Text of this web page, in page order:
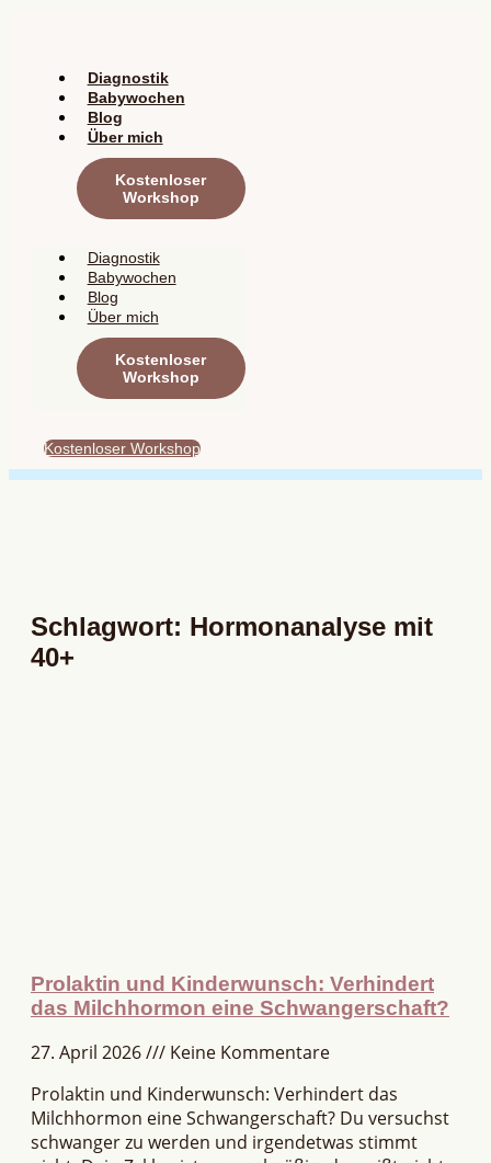
Diagnostik
Babywochen
Blog
Über mich
Kostenloser
Workshop
Diagnostik
Babywochen
Blog
Über mich
Kostenloser
Workshop
Kostenloser Workshop
Schlagwort: Hormonanalyse mit
40+
Prolaktin und Kinderwunsch: Verhindert
das Milchhormon eine Schwangerschaft?
27. April 2026
Keine Kommentare
Prolaktin und Kinderwunsch: Verhindert das
Milchhormon eine Schwangerschaft? Du versuchst
schwanger zu werden und irgendetwas stimmt